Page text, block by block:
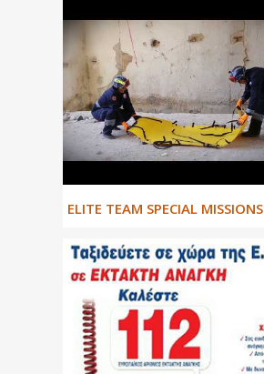
ΕLITE TEAM SPECIAL MISSIONS